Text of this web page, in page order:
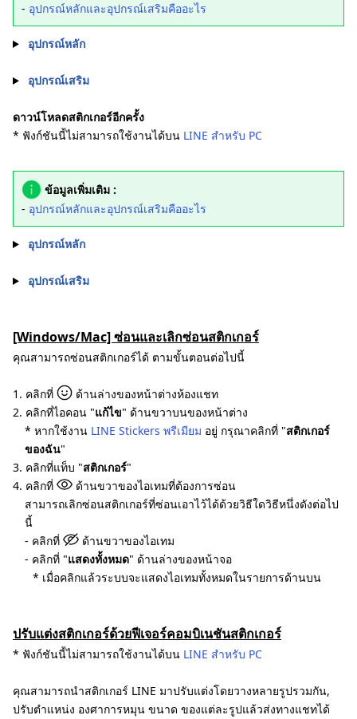
- อุปกรณ์หลักและอุปกรณ์เสริมคืออะไร
อุปกรณ์หลัก
อุปกรณ์เสริม
ดาวน์โหลดสติกเกอร์อีกครั้ง
* ฟังก์ชันนี้ไม่สามารถใช้งานได้บน LINE สำหรับ PC
ข้อมูลเพิ่มเติม :
- อุปกรณ์หลักและอุปกรณ์เสริมคืออะไร
อุปกรณ์หลัก
อุปกรณ์เสริม
[Windows/Mac] ซ่อนและเลิกซ่อนสติกเกอร์
คุณสามารถซ่อนสติกเกอร์ได้ ตามขั้นตอนต่อไปนี้
1. คลิกที่
ด้านล่างของหน้าต่างห้องแชท
2. คลิกที่ไอคอน "แก้ไข" ด้านขวาบนของหน้าต่าง
* หากใช้งาน LINE Stickers พรีเมียม อยู่ กรุณาคลิกที่ "สติกเกอร์
ของฉัน"
3. คลิกที่แท็บ "สติกเกอร์"
4. คลิกที่
ด้านขวาของไอเทมที่ต้องการซ่อน
สามารถเลิกซ่อนสติกเกอร์ที่ซ่อนเอาไว้ได้ด้วยวิธีใดวิธีหนึ่งดังต่อไป
นี้
- คลิกที่
ด้านขวาของไอเทม
- คลิกที่ "แสดงทั้งหมด" ด้านล่างของหน้าจอ
* เมื่อคลิกแล้วระบบจะแสดงไอเทมทั้งหมดในรายการด้านบน
ปรับแต่งสติกเกอร์ด้วยฟีเจอร์คอมบิเนชันสติกเกอร์
* ฟังก์ชันนี้ไม่สามารถใช้งานได้บน LINE สำหรับ PC
คุณสามารถนำสติกเกอร์ LINE มาปรับแต่งโดยวางหลายรูปรวมกัน,
ปรับตำแหน่ง องศาการหมุน ขนาด ของแต่ละรูปแล้วส่งทางแชทได้